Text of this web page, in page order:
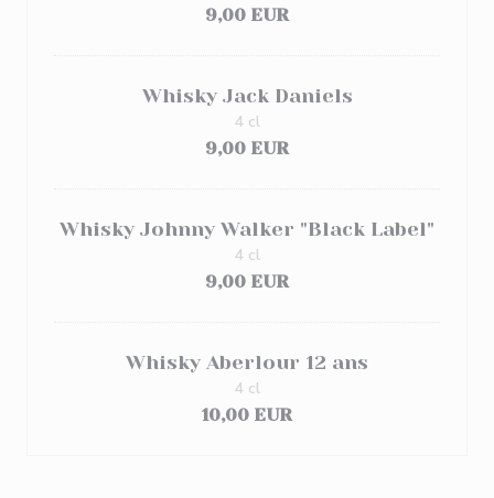
9,00 EUR
Whisky Jack Daniels
9,00 EUR
4 cl
Whisky Johnny Walker "Black Label"
9,00 EUR
4 cl
Whisky Aberlour 12 ans
10,00 EUR
4 cl